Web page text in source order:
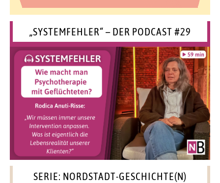
„SYSTEMFEHLER“ – DER PODCAST #29
SERIE: NORDSTADT-GESCHICHTE(N)